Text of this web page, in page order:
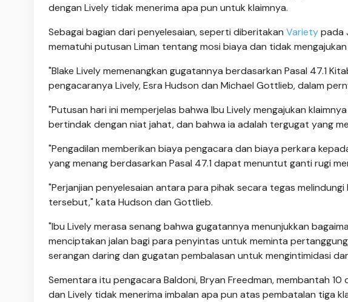
dengan Lively tidak menerima apa pun untuk klaimnya.
Sebagai bagian dari penyelesaian, seperti diberitakan Varietypada
mematuhi putusan Liman tentang mosi biaya dan tidak
"Blake Lively memenangkan gugatannya berdasarkan Pasal 47.1
pengacaranya Lively, Esra Hudson dan Michael Gottlieb, dalam
"Putusan hari ini memperjelas bahwa Ibu Lively mengajukan
bertindak dengan niat jahat, dan bahwa ia adalah tergugat yang
"Pengadilan memberikan biaya pengacara dan biaya perkara
yang menang berdasarkan Pasal 47.1 dapat menuntut ganti rugi
"Perjanjian penyelesaian antara para pihak secara tegas
tersebut," kata Hudson dan Gottlieb.
"Ibu Lively merasa senang bahwa gugatannya menunjukkan
menciptakan jalan bagi para penyintas untuk meminta
serangan daring dan gugatan pembalasan untuk mengintimidasi
Sementara itu pengacara Baldoni, Bryan Freedman, membantah 10
dan Lively tidak menerima imbalan apa pun atas pembatalan tiga